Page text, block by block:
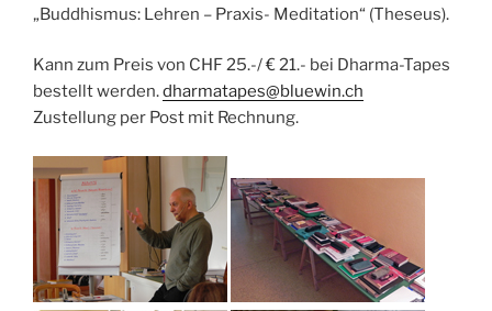
„Buddhismus: Lehren – Praxis- Meditation“ (Theseus).
Kann zum Preis von CHF 25.-/ € 21.- bei Dharma-Tapes
bestellt werden.dharmatapes@bluewin.ch
Zustellung per Post mit Rechnung.